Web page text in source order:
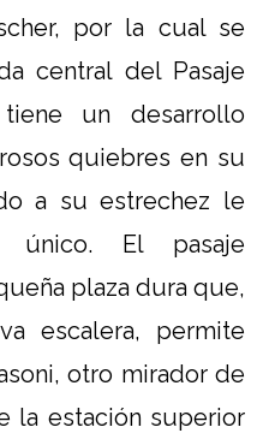
por la cual se
central del Pasaje
un desarrollo
quiebres en su
a su estrechez le
único. El pasaje
plaza dura que,
escalera, permite
otro mirador de
la estación superior